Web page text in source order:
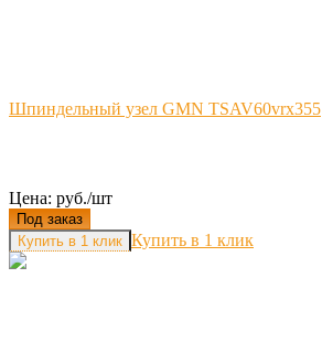
Шпиндельный узел GMN TSAV60vrx355
Цена: руб./шт
Под заказ
Купить в 1 клик